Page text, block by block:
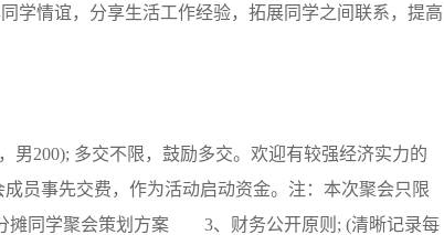
情谊，分享生活工作经验，拓展同学之间联系，提高
200); 多交不限，鼓励多交。欢迎有较强经济实力的
员事先交费，作为活动启动资金。注：本次聚会只限
摊同学聚会策划方案 3、财务公开原则; (清晰记录每